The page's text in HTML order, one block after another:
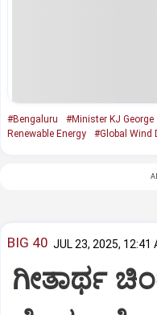
#Bengaluru #Minister KJ George
Renewable Energy
#Global Wind
BIG 40 JUL 23, 2025, 12:41
ಗೀತಾರ್ಥ